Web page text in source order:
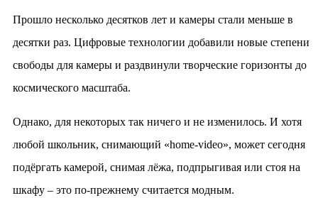
Прошло несколько десятков лет и камеры стали меньше в
десятки раз. Цифровые технологии добавили новые степени
свободы для камеры и раздвинули творческие горизонты до
космического масштаба.
Однако, для некоторых так ничего и не изменилось. И хотя
любой школьник, снимающий «home-video», может сегодня
подёргать камерой, снимая лёжа, подпрыгивая или стоя на
шкафу – это по-прежнему считается модным.